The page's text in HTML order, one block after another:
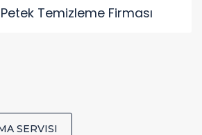
Temizleme Firması
SERVISI